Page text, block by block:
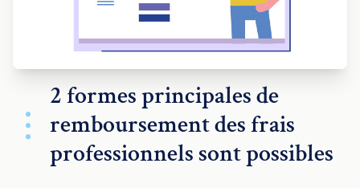
2 formes principales de
remboursement des frais
professionnels sont possibles